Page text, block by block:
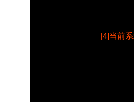
[4]当前